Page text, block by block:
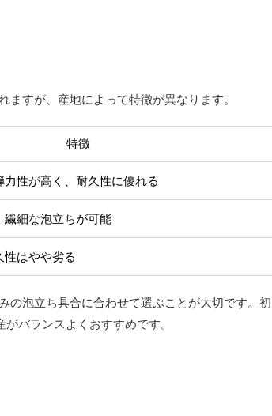
すが、産地によって特徴が異なります。
特徴
性が高く、耐久性に優れる
繊細な泡立ちが可能
はやや劣る
の泡立ち具合に合わせて選ぶことが大切です。初
バランスよくおすすめです。